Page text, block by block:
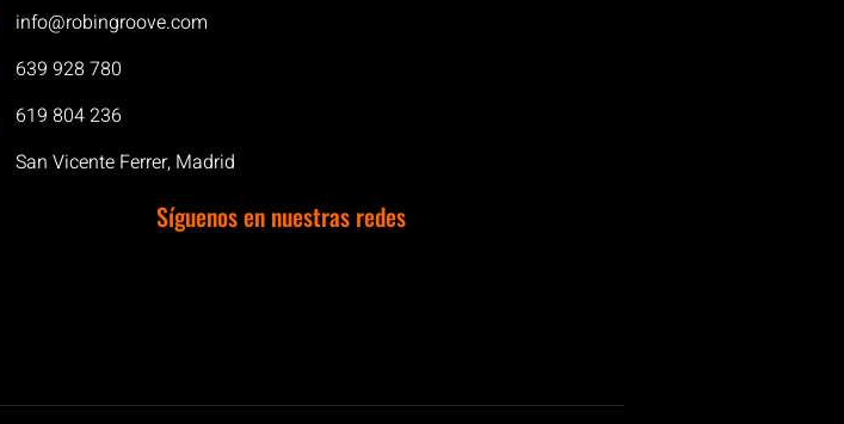
info@robingroove.com
639 928 780
619 804 236
San Vicente Ferrer, Madrid
Síguenos en nuestras redes